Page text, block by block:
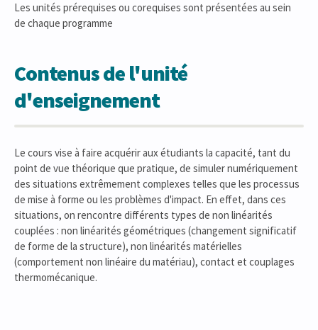
Les unités prérequises ou corequises sont présentées au sein
de chaque programme
Contenus de l'unité
d'enseignement
Le cours vise à faire acquérir aux étudiants la capacité, tant du
point de vue théorique que pratique, de simuler numériquement
des situations extrêmement complexes telles que les processus
de mise à forme ou les problèmes d'impact. En effet, dans ces
situations, on rencontre différents types de non linéarités
couplées : non linéarités géométriques (changement significatif
de forme de la structure), non linéarités matérielles
(comportement non linéaire du matériau), contact et couplages
thermomécanique.